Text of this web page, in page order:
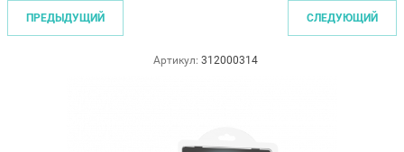
ПРЕДЫДУЩИЙ СЛЕДУЮЩИЙ
Артикул: 312000314